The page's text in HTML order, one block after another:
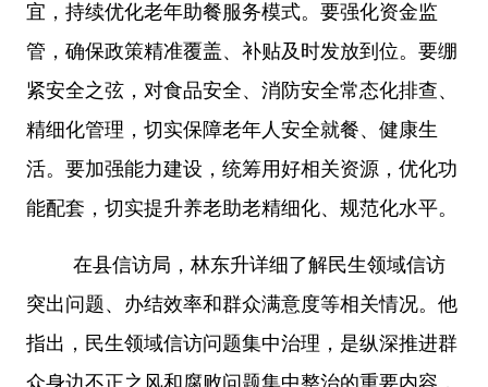
宜，持续优化老年助餐服务模式。要强化资金监
管，确保政策精准覆盖、补贴及时发放到位。要绷
紧安全之弦，对食品安全、消防安全常态化排查、
精细化管理，切实保障老年人安全就餐、健康生
活。要加强能力建设，统筹用好相关资源，优化功
能配套，切实提升养老助老精细化、规范化水平。
在县信访局，林东升详细了解民生领域信访
突出问题、办结效率和群众满意度等相关情况。他
指出，民生领域信访问题集中治理，是纵深推进群